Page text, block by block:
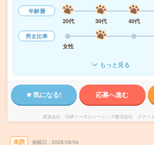
年齢層
20代
30代 40代
男女比率
女性
もっと見る
気になる! 応募へ進む
派遣会社 日研トータルソーシング株式会社 メディ
未読 掲載日 2026/08/06